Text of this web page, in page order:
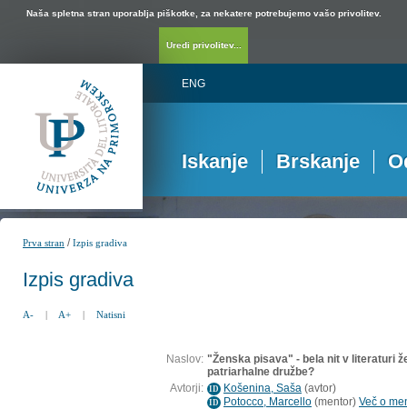
Naša spletna stran uporablja piškotke, za nekatere potrebujemo vašo privolitev.
Uredi privolitev...
ENG
Iskanje Brskanje
Prva stran /Izpis gradiva
Izpis gradiva
A- | A+ | Natisni
Naslov: "Ženska pisava" - bela nit v literaturi
patriarhalne družbe?
Avtorji: ID Košenina, Saša (avtor)
ID Potocco, Marcello (mentor) Več o